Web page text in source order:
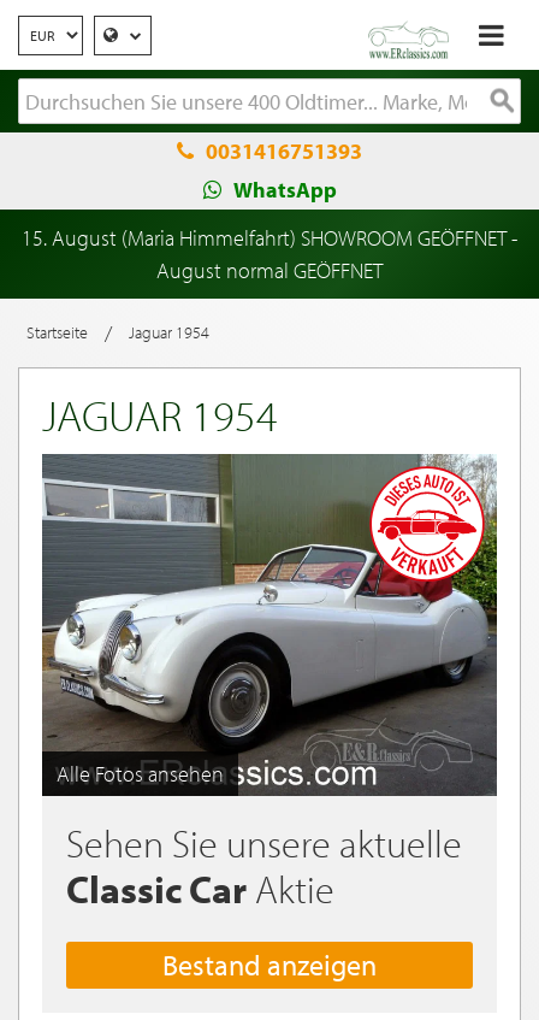
0031416751393
WhatsApp
15. August (Maria Himmelfahrt) SHOWROOM GEÖFFNET -
August normal GEÖFFNET
Startseite / Jaguar 1954
JAGUAR 1954
Alle Fotos ansehen
Sehen Sie unsere aktuelle
Classic Car Aktie
Bestand anzeigen